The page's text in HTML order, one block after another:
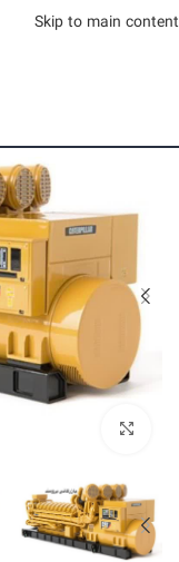
Skip to main content